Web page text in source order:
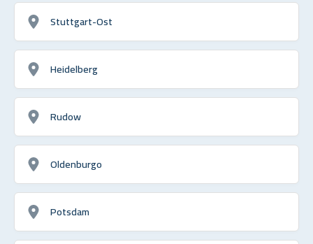
Stuttgart-Ost
Heidelberg
Rudow
Oldenburgo
Potsdam